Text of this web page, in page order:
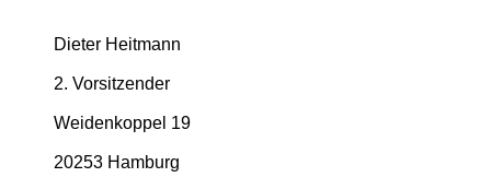
Dieter Heitmann
2. Vorsitzender
Weidenkoppel 19
20253 Hamburg